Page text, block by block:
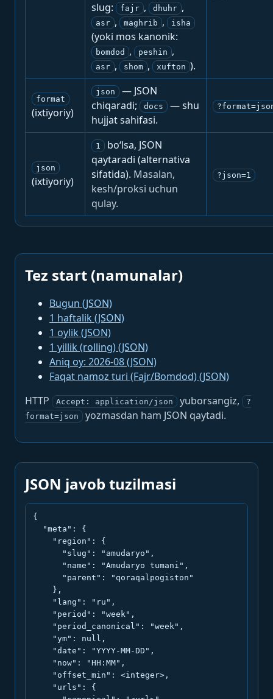
slug:
fajr , dhuhr ,
asr , maghrib , isha
(yoki mos kanonik:
bomdod , peshin ,
asr , shom , xufton ).
format
(ixtiyoriy)
json
— JSON
chiqaradi;
docs
— shu
hujjat sahifasi.
json
(ixtiyoriy)
1
bo‘lsa, JSON
qaytaradi (alternativa
sifatida). Masalan,
kesh/proksi uchun
qulay.
?json=1
Tez start (namunalar)
Bugun (JSON)
1 haftalik (JSON)
1 oylik (JSON)
1 yillik (rolling) (JSON)
Aniq oy: 2026-08 (JSON)
Faqat namoz turi (Fajr/Bomdod) (JSON)
HTTP
Accept: application/json yuborsangiz,
?
format=json
yozmasdan ham JSON qaytadi.
JSON javob tuzilmasi
{
  "meta": {
    "region": {
      "slug": "amudaryo",
      "name": "Amudaryo tumani",
      "parent": "qoraqalpogiston"
    },
    "lang": "ru",
    "period": "week",
    "period_canonical": "week",
    "ym": null,
    "date": "YYYY-MM-DD",
    "now": "HH:MM",
    "offset_min": <integer>,
    "urls": {